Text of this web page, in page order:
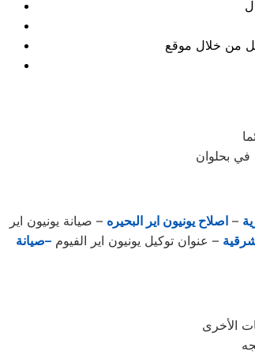
من خلال موقع
بحلوان
–اصلاح يونيون اير البحيره – صيانة يونيون اير
– عنوان توكيل يونيون اير الفيوم –صيانة